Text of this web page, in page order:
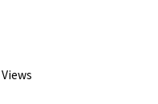
Views